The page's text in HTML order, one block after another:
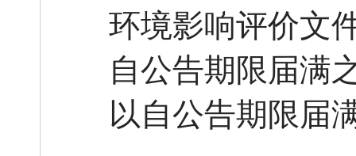
环境影响评价文
自公告期限届满
以自公告期限届